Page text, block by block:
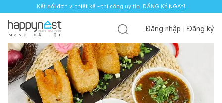
Kết nối đơn vị thiết kế - thi công uy tín. ĐĂNG KÝ NGAY!
M Ạ N G X Ã H Ộ I
Đăng nhập Đăng ký